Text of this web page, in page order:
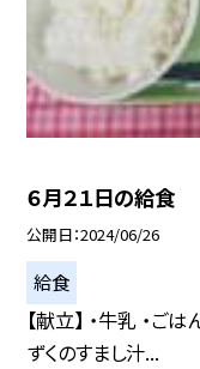
６月２１日の給食
公開日 2024/06/26
給食
【献立】 ・牛乳 ・ご
ずくのすまし汁...